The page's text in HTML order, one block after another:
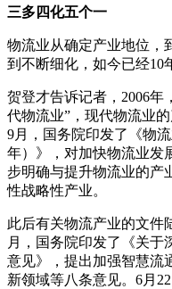
三多四化五个一
物流业从确定产业地位，
到不断细化，如今已经10
贺登才告诉记者，2006年
代物流业”，现代物流业
9月，国务院印发了《物
年）》，对加快物流业发
步明确与提升物流业的产
性战略性产业。
此后有关物流产业的文件
月，国务院印发了《关于
意见》，提出加强智慧流
新领域等八条意见。6月